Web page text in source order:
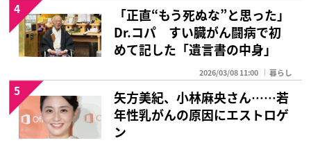
「正直“もう死ぬな”と思った」
Dr.コパ すい臓がん闘病で初
めて記した「遺言書の中身」
2026/03/08 11:00 暮らし
4
矢方美紀、小林麻央さん……若
年性乳がんの原因にエストロゲ
ン
5